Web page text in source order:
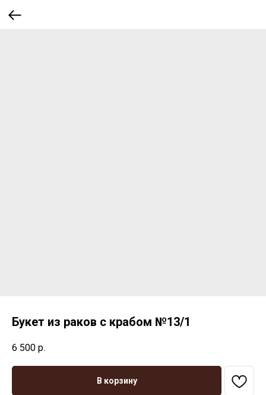
Букет из раков с крабом №13/1
6 500 р.
В корзину